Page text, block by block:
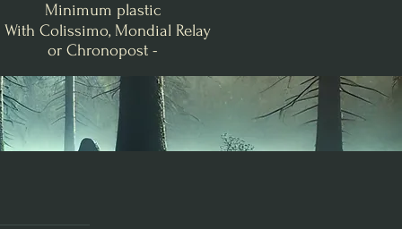
Clémentine Vanillée
Bougie de Lughnasadh
Price
€19.00
Brise Fraîche
Fondants d'Intention
Purification
Price
€9.00
Poire-Freesia
Bougie Crépuscule
d'Août
Price
€24.00
Minimum plastic
With Colissimo, Mondial Relay
or Chronopost -